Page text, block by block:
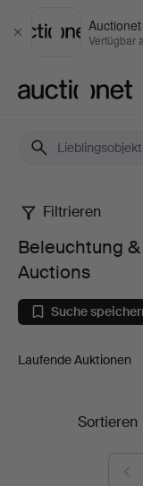
Schließen
Auctionet
Verfügbar
Lampen
bei
Auctions
Filtrieren
Beleuchtung
Auctions
Suche
Laufende Auktionen
EndpreiseSortieren